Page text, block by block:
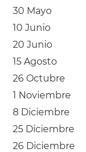
30 Mayo
10 Junio
20 Junio
15 Agosto
26 Octubre
1 Noviembre
8 Diciembre
25 Diciembre
26 Diciembre